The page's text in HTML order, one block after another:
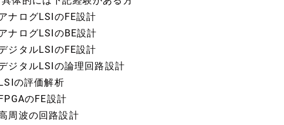
ナログLSIのFE設計
ナログLSIのBE設計
ジタルLSIのFE設計
ジタルLSIの論理回路設計
の評価解析
のFE設計
周波の回路設計